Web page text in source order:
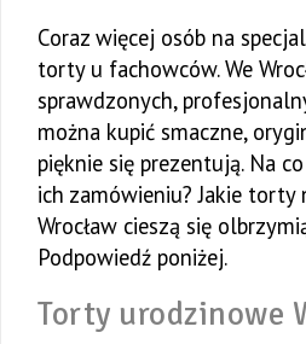
Coraz więcej osób na
torty u fachowców. We
sprawdzonych,
można kupić smaczne,
pięknie się prezentują. Na
ich zamówieniu? Jakie torty
Wrocław cieszą się
Podpowiedź poniżej.
Torty urodzinowe